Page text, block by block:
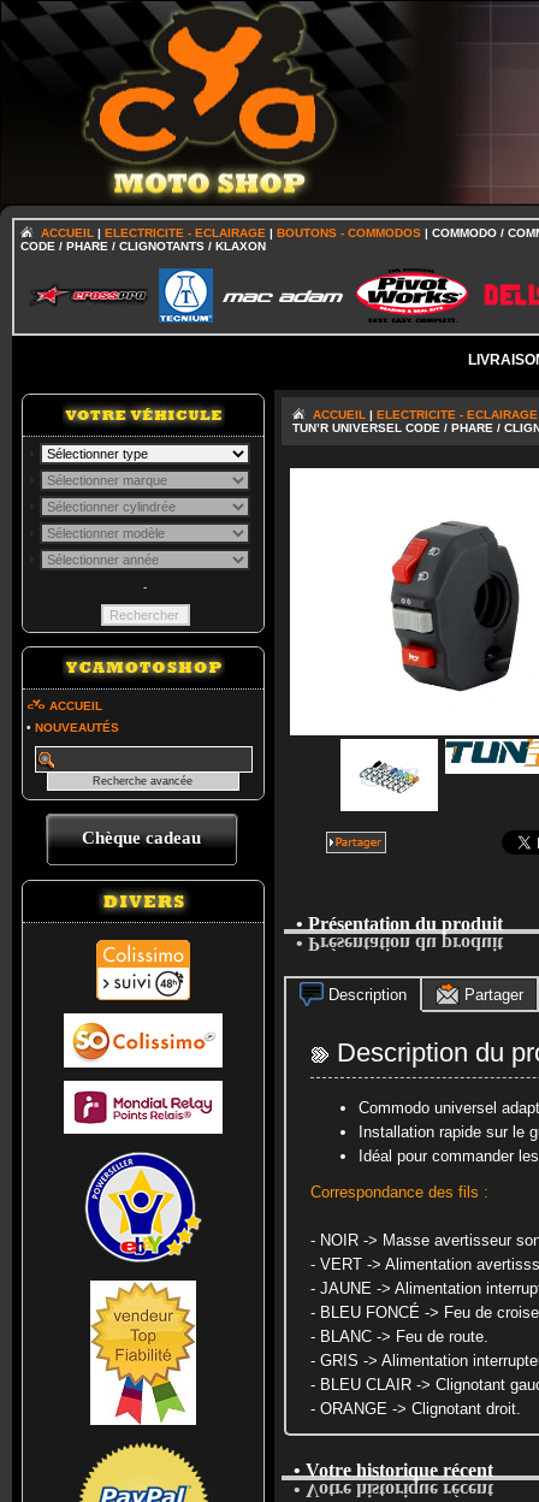
ACCUEIL | ELECTRICITE - ECLAIRAGE | BOUTONS - COMMODOS | COMMODO /
CODE / PHARE / CLIGNOTANTS / KLAXON
-
ACCUEIL
• NOUVEAUTÉS
Chèque cadeau
ACCUEIL | ELECTRICITE - ECLAIRAGE
TUN’R UNIVERSEL CODE / PHARE /
• Présentation du produit
• Présentation du produit
Description Partager
Description du
Commodo universel
Installation rapide sur le
Idéal pour commander
Correspondance des fils :
- NOIR -> Masse avertisseur
- VERT -> Alimentation
- JAUNE -> Alimentation
- BLEU FONCÉ -> Feu de
- BLANC -> Feu de route.
- GRIS -> Alimentation
- BLEU CLAIR -> Clignotant
- ORANGE -> Clignotant droit.
• Votre historique récent
• Votre historique récent